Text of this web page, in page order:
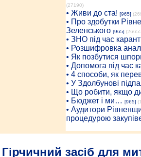
(27190)
• Живи до ста! [965]
• Про здобутки
Зеленського [965]
• ЗНО під час
• Розшифровка
• Як позбутися
• Допомога під час
• 4 способи, як
• У Здолбунові
• Що робити, якщо
• Бюджет і ми… [965]
• Аудитори
процедурою
Гірчичний засіб для